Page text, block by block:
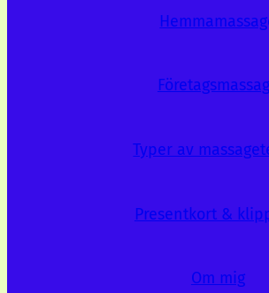
Typer av
Presentkort &
Om mig